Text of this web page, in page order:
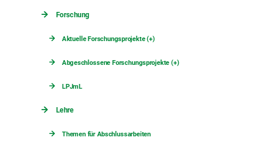
Forschung
Aktuelle Forschungsprojekte (+)
Abgeschlossene Forschungsprojekte (+)
LPJmL
Lehre
Themen für Abschlussarbeiten